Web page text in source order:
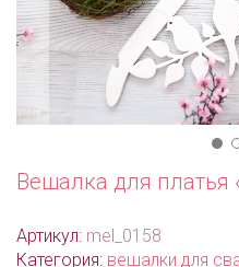
Вешалка для платья
Артикул: mel_0158
Категория: вешалки для